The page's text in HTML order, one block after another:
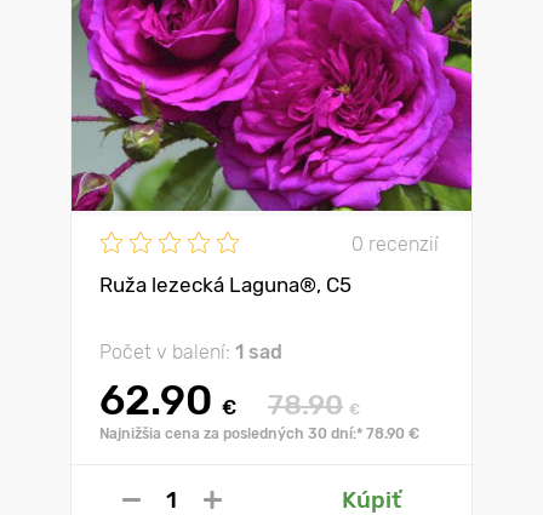
0 recenzií
Ruža lezecká Laguna®, C5
Počet v balení: 1 sad
62.90 € 78.90 €
Najnižšia cena za posledných 30 dní:* 78.90 €
Kúpiť